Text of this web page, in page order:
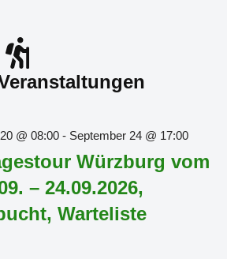
@ 08:00 - September 24 @ 17:00
Würzburg vom
– 24.09.2026,
Warteliste